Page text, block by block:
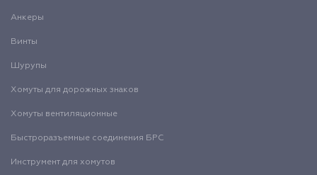
Анкеры
Винты
Шурупы
Хомуты для дорожных знаков
Хомуты вентиляционные
Быстроразъемные соединения БРС
Инструмент для хомутов